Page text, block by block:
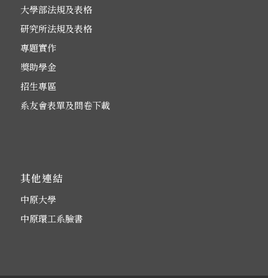
大學部法規及表格
研究所法規及表格
專題實作
獎助學金
招生專區
系友會表單及問卷下載
其他連結
中原大學
中原環工系臉書